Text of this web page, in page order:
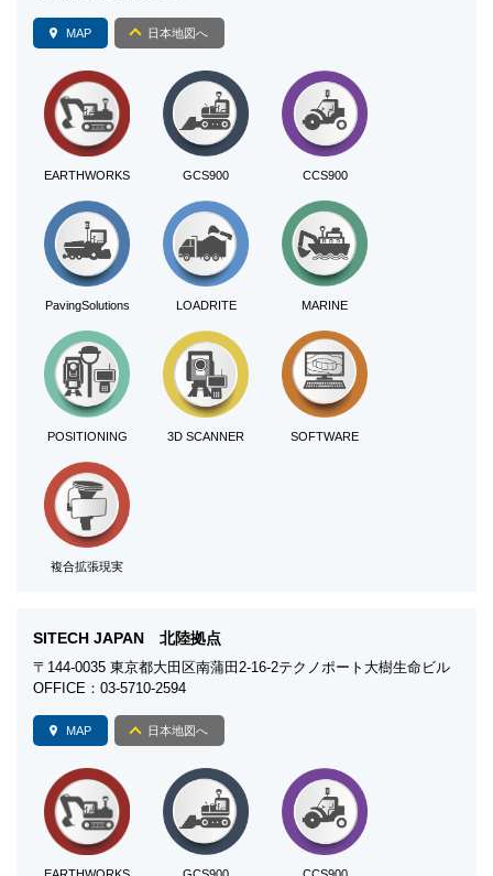
MAP 日本地図へ
EARTHWORKS GCS900 CCS900
PavingSolutions LOADRITE MARINE
POSITIONING 3D SCANNER SOFTWARE
複合拡張現実
SITECH JAPAN 北陸拠点
〒144-0035 東京都大田区南蒲田2-16-2テクノポート大樹生命ビル
OFFICE：03-5710-2594
MAP 日本地図へ
EARTHWORKS GCS900 CCS900